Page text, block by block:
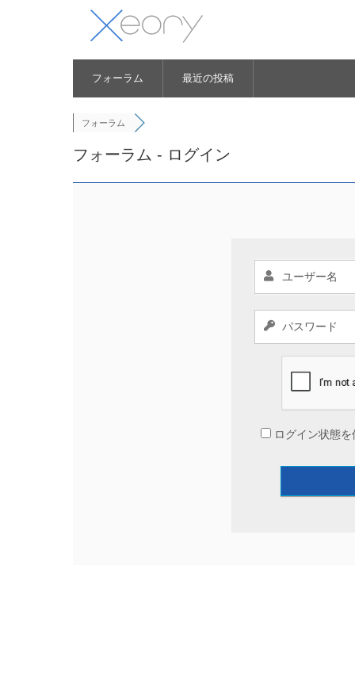
フォーラム 最近の投稿
フォーラム
フォーラム - ログイン
ログイン状態